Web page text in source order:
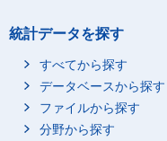
統計データを探す
すべてから探す
データベースから探す
ファイルから探す
分野から探す